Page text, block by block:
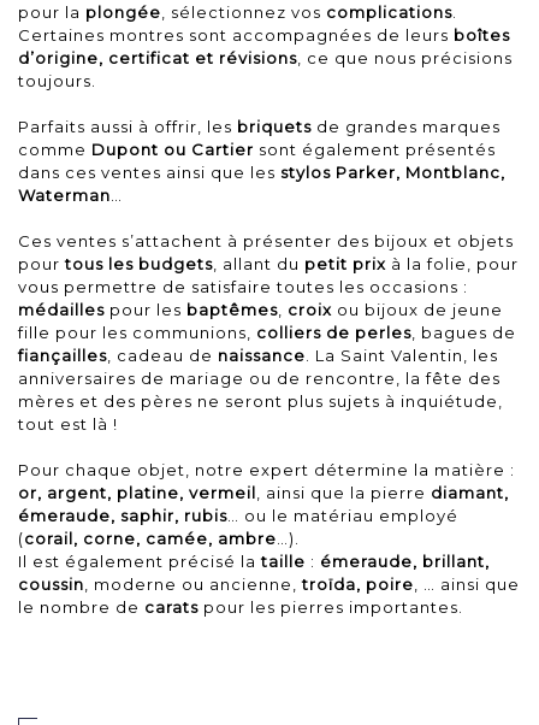
pour la plongée , sélectionnez vos complications
Certaines montres sont accompagnées de leurs boîtes
d’origine, certificat et révisions , ce que nous précisions
toujours.
Parfaits aussi à offrir, les briquets de grandes marques
comme Dupont ou Cartier sont également présentés
dans ces ventes ainsi que les stylos Parker, Montblanc,
Waterman
Ces ventes s’attachent à présenter des bijoux et objets
pourtous les budgets , allant du petit prix à la folie, pour
vous permettre de satisfaire toutes les occasions :
médailles pour les baptêmes croix ou bijoux de jeune
fille pour les communions, colliers de perles , bagues de
fiançailles cadeau de naissance . La Saint Valentin, les
anniversaires de mariage ou de rencontre, la fête des
mères et des pères ne seront plus sujets à inquiétude,
tout est là !
Pour chaque objet, notre expert détermine la matière :
or, argent, platine, vermeil , ainsi que la pierre diamant,
émeraude, saphir, rubis … ou le matériau employé
(corail, corne, camée, ambre …).
Il est également précisé lataille : émeraude, brillant,
coussin , moderne ou ancienne,troïda, poire , … ainsi que
le nombre de carats pour les pierres importantes.